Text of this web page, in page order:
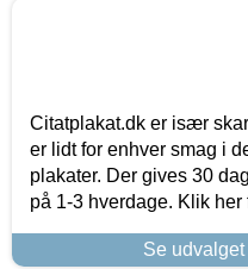
Citatplakat.dk er især
er lidt for enhver smag i
plakater. Der gives 30
på 1-3 hverdage. Klik
Se